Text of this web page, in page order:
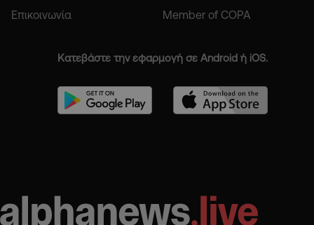
Επικοινωνία Member of COPA
Κατεβάστε την εφαρμογή σε Android ή iOS.